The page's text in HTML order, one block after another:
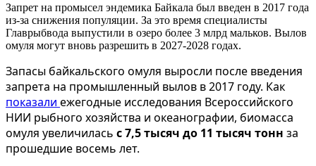
Запрет на промысел эндемика Байкала был введен в 2017 года
из-за снижения популяции. За это время специалисты
Главрыбвода выпустили в озеро более 3 млрд мальков. Вылов
омуля могут вновь разрешить в 2027-2028 годах.
Запасы байкальского омуля выросли после введения
запрета на промышленный вылов в 2017 году. Как
показали ежегодные исследования Всероссийского
НИИ рыбного хозяйства и океанографии, биомасса
омуля увеличилась с 7,5 тысяч до 11 тысяч тонн за
прошедшие восемь лет.